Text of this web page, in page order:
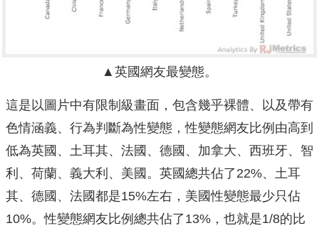
▲英國網友最變態。
這是以圖片中有限制級畫面，包含幾乎裸體、以及帶有
色情涵義、行為判斷為性變態，性變態網友比例由高到
低為英國、土耳其、法國、德國、加拿大、西班牙、智
利、荷蘭、義大利、美國。英國總共佔了22%、土耳
其、德國、法國都是15%左右，美國性變態最少只佔
10%。性變態網友比例總共佔了13%，也就是1/8的比